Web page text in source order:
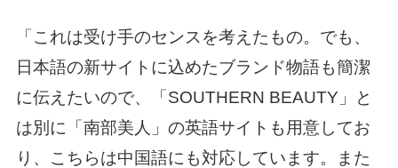
「これは受け手のセンスを考えたもの。でも、
日本語の新サイトに込めたブランド物語も簡潔
に伝えたいので、「SOUTHERN BEAUTY」と
は別に「南部美人」の英語サイトも用意してお
り、こちらは中国語にも対応しています。また